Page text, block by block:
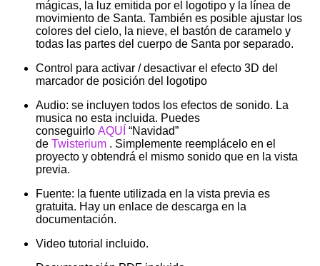
mágicas, la luz emitida por el logotipo y la línea de
movimiento de Santa. También es posible ajustar los
colores del cielo, la nieve, el bastón de caramelo y
todas las partes del cuerpo de Santa por separado.
Control para activar / desactivar el efecto 3D del
marcador de posición del logotipo
Audio: se incluyen todos los efectos de sonido. La
musica no esta incluida. Puedes
conseguirlo AQUÍ “Navidad”
de Twisterium . Simplemente reemplácelo en el
proyecto y obtendrá el mismo sonido que en la vista
previa.
Fuente: la fuente utilizada en la vista previa es
gratuita. Hay un enlace de descarga en la
documentación.
Video tutorial incluido.